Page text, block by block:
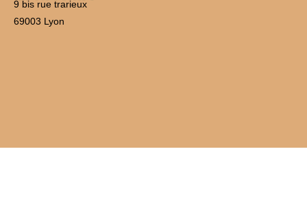
9 bis rue trarieux
69003 Lyon